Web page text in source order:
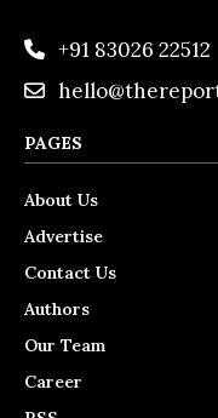
+91 83026 22512
PAGES
About Us
Advertise
Contact Us
Authors
Our Team
Career